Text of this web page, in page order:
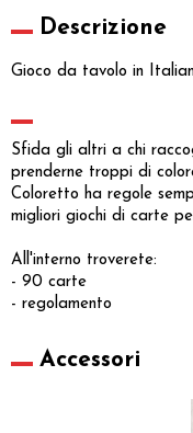
Descrizione
Gioco da tavolo in
Sfida gli altri a chi
prenderne troppi di
Coloretto ha regole
migliori giochi di carte
All'interno troverete:
- 90 carte
- regolamento
Accessori